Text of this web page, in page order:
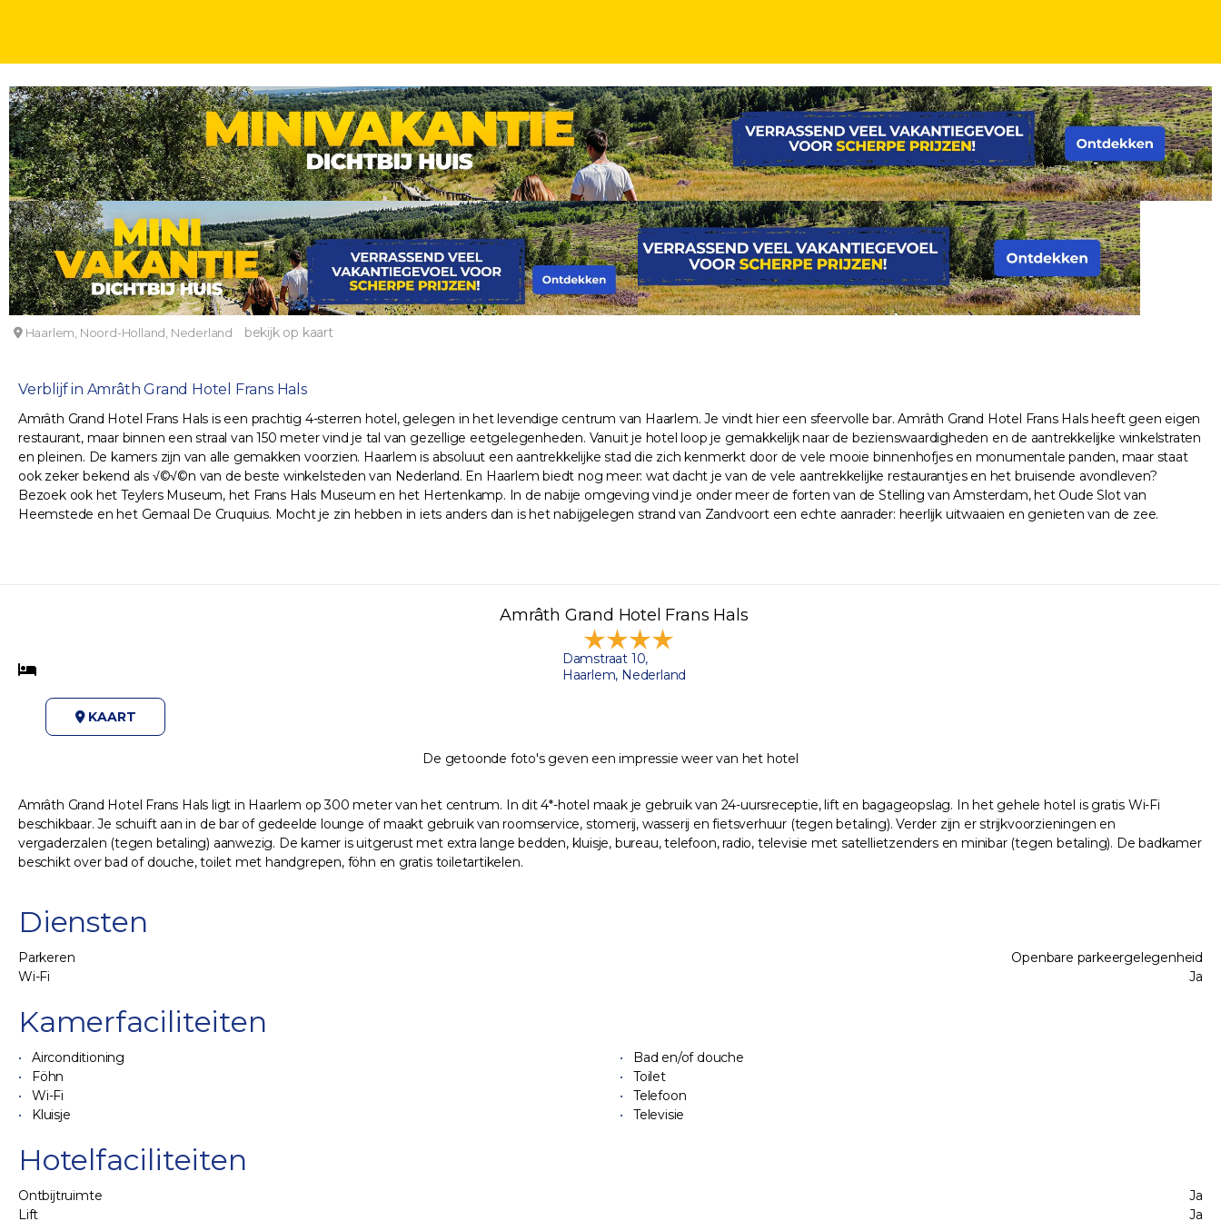
WEEKJE WEEKENDJE HOTELOVERNACHTINGEN 2, 3, 4 OF 5 DAGEN
Overnachten in een hotel in Haarlem
Amrâth Grand Hotel Frans Hals
Haarlem, Noord-Holland, Nederland bekijk op kaart
Verblijf in Amrâth Grand Hotel Frans Hals
Amrâth Grand Hotel Frans Hals is een prachtig 4-sterren hotel, gelegen in het levendige centrum van Haarlem. Je vindt hier een sfeervolle bar. Amrâth Grand Hotel Frans Hals heeft geen eigen
restaurant, maar binnen een straal van 150 meter vind je tal van gezellige eetgelegenheden. Vanuit je hotel loop je gemakkelijk naar de bezienswaardigheden en de aantrekkelijke winkelstraten
en pleinen. De kamers zijn van alle gemakken voorzien. Haarlem is absoluut een aantrekkelijke stad die zich kenmerkt door de vele mooie binnenhofjes en monumentale panden, maar staat
ook zeker bekend als √©√©n van de beste winkelsteden van Nederland. En Haarlem biedt nog meer: wat dacht je van de vele aantrekkelijke restaurantjes en het bruisende avondleven?
Bezoek ook het Teylers Museum, het Frans Hals Museum en het Hertenkamp. In de nabije omgeving vind je onder meer de forten van de Stelling van Amsterdam, het Oude Slot van
Heemstede en het Gemaal De Cruquius. Mocht je zin hebben in iets anders dan is het nabijgelegen strand van Zandvoort een echte aanrader: heerlijk uitwaaien en genieten van de zee.
Amrâth Grand Hotel Frans Hals
Damstraat 10,
Haarlem, Nederland
KAART
De getoonde foto's geven een impressie weer van het hotel
Amrâth Grand Hotel Frans Hals ligt in Haarlem op 300 meter van het centrum. In dit 4*-hotel maak je gebruik van 24-uursreceptie, lift en bagageopslag. In het gehele hotel is gratis Wi-Fi
beschikbaar. Je schuift aan in de bar of gedeelde lounge of maakt gebruik van roomservice, stomerij, wasserij en fietsverhuur (tegen betaling). Verder zijn er strijkvoorzieningen en
vergaderzalen (tegen betaling) aanwezig. De kamer is uitgerust met extra lange bedden, kluisje, bureau, telefoon, radio, televisie met satellietzenders en minibar (tegen betaling). De badkamer
beschikt over bad of douche, toilet met handgrepen, föhn en gratis toiletartikelen.
Diensten
Parkeren
Openbare parkeergelegenheid
Wi-Fi
Ja
Kamerfaciliteiten
Airconditioning
Bad en/of douche
Föhn
Toilet
Wi-Fi
Telefoon
Kluisje
Televisie
Hotelfaciliteiten
Ontbijtruimte
Ja
Lift
Ja